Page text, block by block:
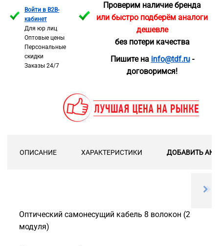
Войти в B2B-
кабинет
Для юр лиц
Оптовые цены
Персональные
скидки
Заказы 24/7
Проверим наличие бренда
или быстро подберём аналоги
дешевле
без потери качества
Пишите на info@tdf.ru-
договоримся!
ОПИСАНИЕ ХАРАКТЕРИСТИКИ ДОБАВИТЬ
Оптический самонесущий кабель 8 волокон (2
модуля)